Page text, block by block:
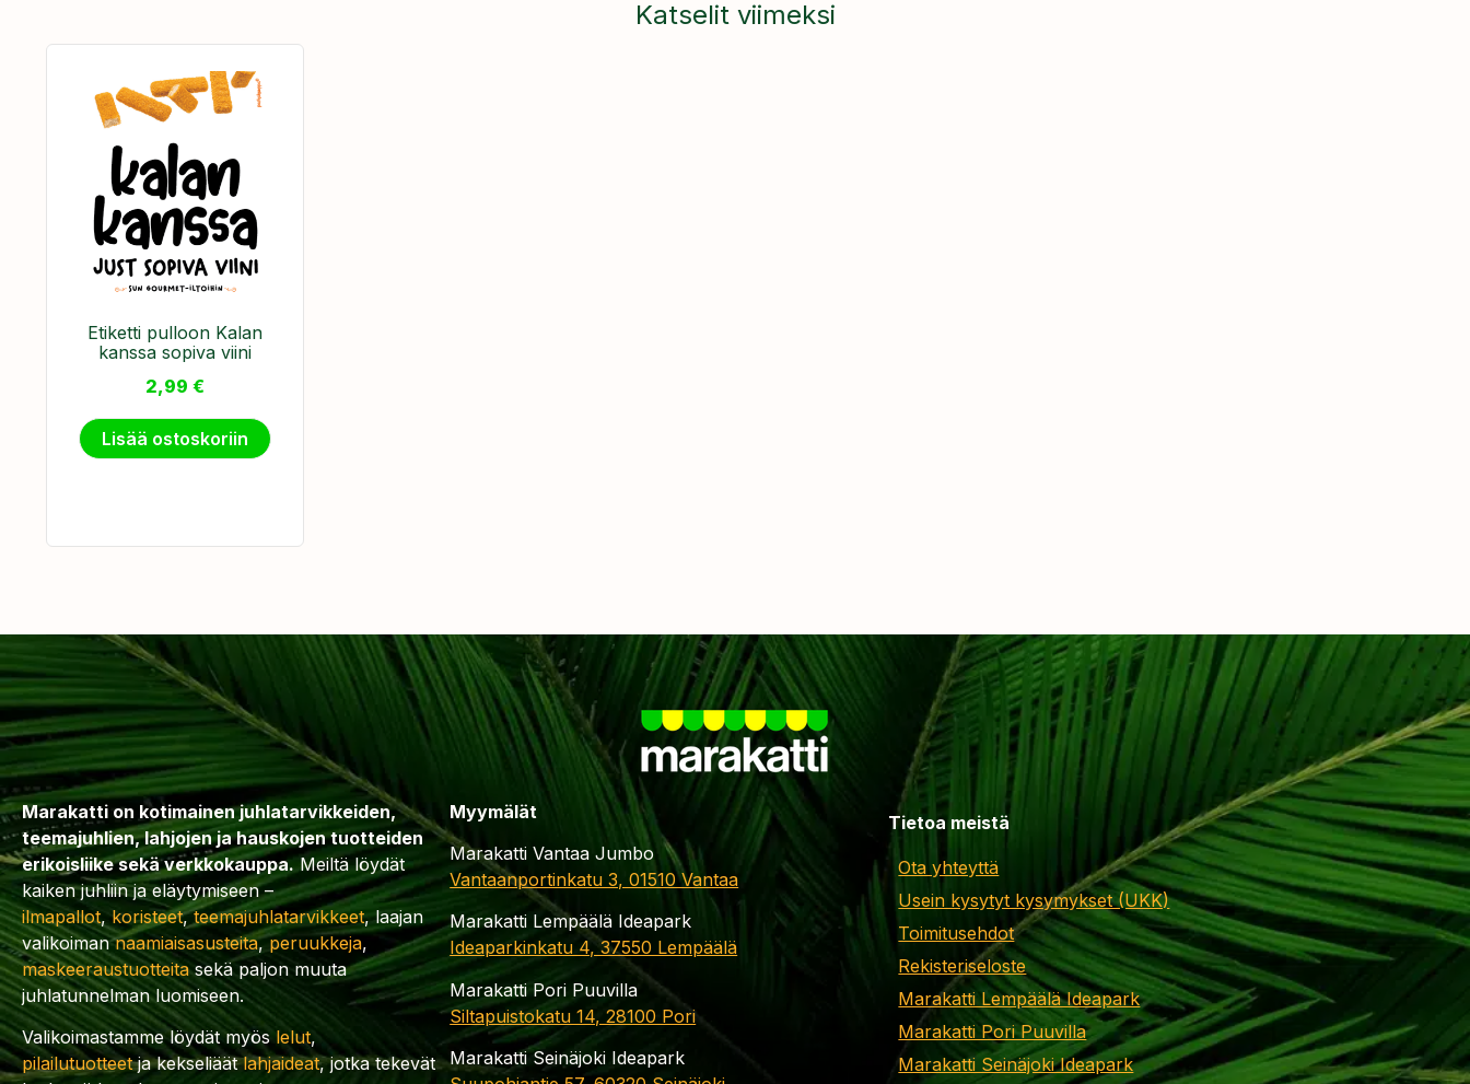
Katselit viimeksi
Etiketti pulloon Kalan
kanssa sopiva viini
2,99 €
Lisää ostoskoriin
Marakatti on kotimainen juhlatarvikkeiden,
teemajuhlien, lahjojen ja hauskojen tuotteiden
erikoisliike sekä verkkokauppa.Meiltä löydät
kaiken juhliin ja eläytymiseen –
ilmapallot,koristeet,teemajuhlatarvikkeet, laajan
valikoimannaamiaisasusteita,peruukkeja,
maskeeraustuotteitasekä paljon muuta
juhlatunnelman luomiseen.
Valikoimastamme löydät myöslelut,
pilailutuotteetja kekseliäätlahjaideat, jotka tekevät
Myymälät
Marakatti Vantaa Jumbo
Vantaanportinkatu 3, 01510 Vantaa
Marakatti Lempäälä Ideapark
Ideaparkinkatu 4, 37550 Lempäälä
Marakatti Pori Puuvilla
Siltapuistokatu 14, 28100 Pori
Marakatti Seinäjoki Ideapark
Tietoa meistä
Ota yhteyttä
Usein kysytyt kysymykset (UKK)
Toimitusehdot
Rekisteriseloste
Marakatti Lempäälä Ideapark
Marakatti Pori Puuvilla
Marakatti Seinäjoki Ideapark